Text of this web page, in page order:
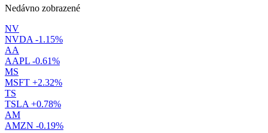
Nedávno zobrazené
NV
NVDA -1.15%
AA
AAPL -0.61%
MS
MSFT +2.32%
TS
TSLA +0.78%
AM
AMZN -0.19%